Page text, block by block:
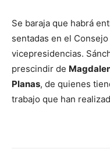
Se baraja que habrá
sentadas en el
vicepresidencias.
prescindir de
Planas, de quienes
trabajo que han